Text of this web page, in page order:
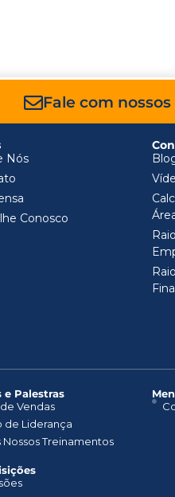
Fale com nossos
Nós
Conosco
e Palestras​
Vendas
de Liderança
Nossos Treinamentos